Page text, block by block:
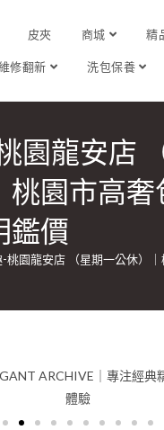
皮夾 商城 精
修翻新 洗包保養
園龍安店
桃園市高奢
鑑價
-桃園龍安店 （星期一公休）